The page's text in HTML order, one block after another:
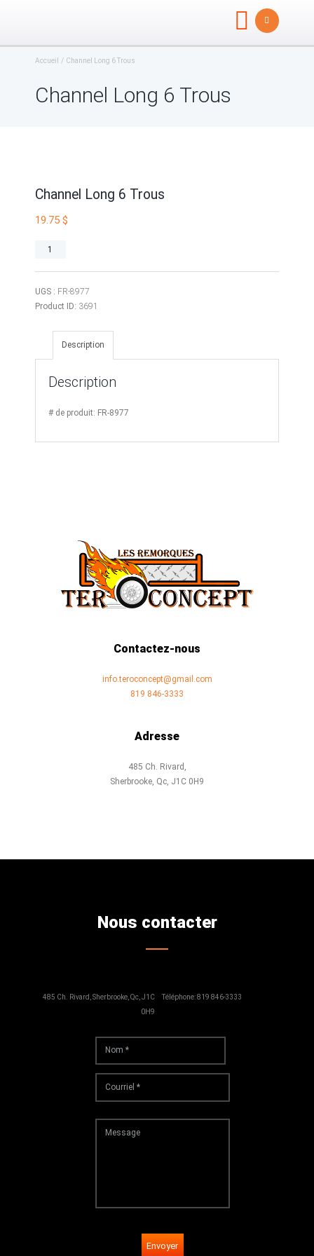
Accueil Channel Long 6 Trous
Channel Long 6 Trous
Channel Long 6 Trous
19.75 $
quantité
Long
6
UGS : FR-8977
Product ID: 3691
Description
Description
# de produit: FR-8977
Contactez-nous
info.teroconcept@gmail.com
819 846-3333
Adresse
485 Ch. Rivard,
Sherbrooke, Qc, J1C 0H9
Nous contacter
Téléphone: 819 846-3333
485 Ch. Rivard, Sherbrooke, Qc, J1C
0H9
Envoyer